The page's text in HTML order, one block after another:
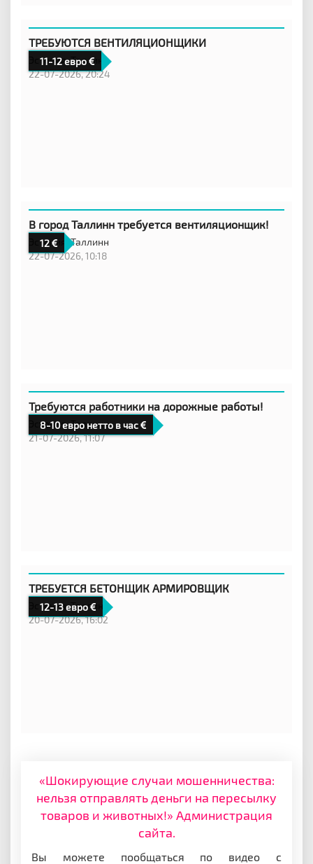
11-12 евро
ТРЕБУЮТСЯ ВЕНТИЛЯЦИОНЩИКИ
Эстония,Таллинн
22-07-2026, 20:24
12
В город Таллинн требуется вентиляционщик!
Эстония,Таллинн
22-07-2026, 10:18
8-10 евро нетто в час
Требуются работники на дорожные работы!
Эстония,Таллинн
21-07-2026, 11:07
12-13 евро
ТРЕБУЕТСЯ БЕТОНЩИК АРМИРОВЩИК
Эстония,Таллинн
20-07-2026, 16:02
«Шокирующие случаи мошенничества:
нельзя отправлять деньги на пересылку
товаров и животных!» Администрация
сайта.
Вы можете пообщаться по видео с